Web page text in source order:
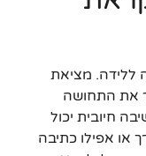
ללידה. מציאת
את התחושה
חיובית יכול
או אפילו כתיבה